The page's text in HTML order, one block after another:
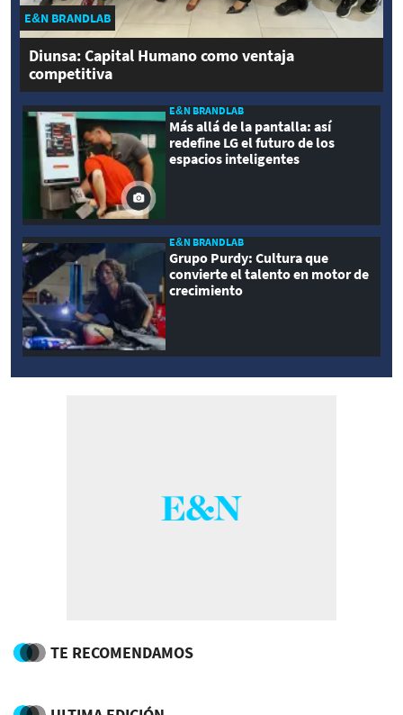
E&N BRANDLAB
Diunsa: Capital Humano como ventaja
competitiva
E&N BRANDLAB
Más allá de la pantalla: así
redefine LG el futuro de los
espacios inteligentes
E&N BRANDLAB
Grupo Purdy: Cultura que
convierte el talento en motor de
crecimiento
TE RECOMENDAMOS